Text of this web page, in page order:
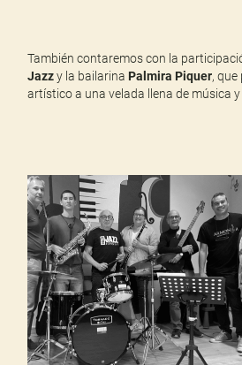
También contaremos con la
Jazzy la bailarinaPalmira Piquer,
artístico a una velada llena de música y